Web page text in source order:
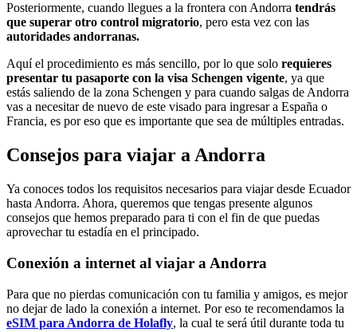
Posteriormente, cuando llegues a la frontera con Andorra tendrás
que superar otro control migratorio, pero esta vez con las
autoridades andorranas.
Aquí el procedimiento es más sencillo, por lo que solo requieres
presentar tu pasaporte con la visa Schengen vigente, ya que
estás saliendo de la zona Schengen y para cuando salgas de Andorra
vas a necesitar de nuevo de este visado para ingresar a España o
Francia, es por eso que es importante que sea de múltiples entradas.
Consejos para viajar a Andorra
Ya conoces todos los requisitos necesarios para viajar desde Ecuador
hasta Andorra. Ahora, queremos que tengas presente algunos
consejos que hemos preparado para ti con el fin de que puedas
aprovechar tu estadía en el principado.
Conexión a internet al viajar a Andorra
Para que no pierdas comunicación con tu familia y amigos, es mejor
no dejar de lado la conexión a internet. Por eso te recomendamos la
eSIM para Andorra de Holafly, la cual te será útil durante toda tu